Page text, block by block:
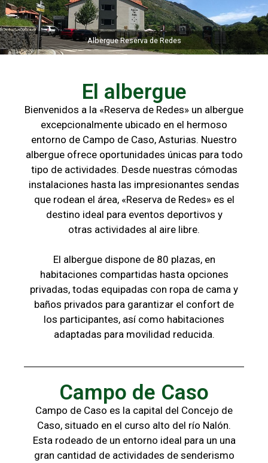
Albergue Reserva de Redes
El albergue
Bienvenidos a la «Reserva de Redes» un albergue
excepcionalmente ubicado en el hermoso
entorno de Campo de Caso, Asturias. Nuestro
albergue ofrece oportunidades únicas para todo
tipo de actividades. Desde nuestras cómodas
instalaciones hasta las impresionantes sendas
que rodean el área, «Reserva de Redes» es el
destino ideal para eventos deportivos y
otras actividades al aire libre.
El albergue dispone de 80 plazas, en
habitaciones compartidas hasta opciones
privadas, todas equipadas con ropa de cama y
baños privados para garantizar el confort de
los participantes, así como habitaciones
adaptadas para movilidad reducida.
Campo de Caso
Campo de Caso es la capital del Concejo de
Caso, situado en el curso alto del río Nalón.
Esta rodeado de un entorno ideal para un una
gran cantidad de actividades de senderismo